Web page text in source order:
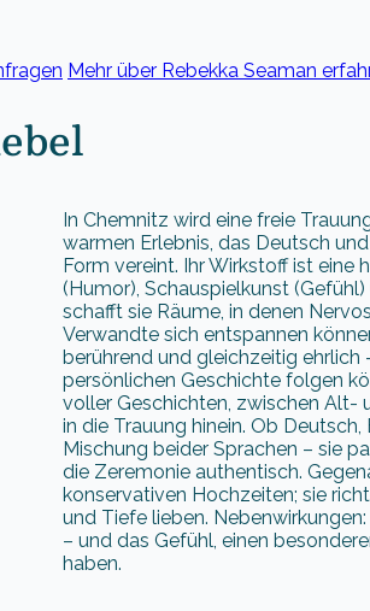
Mehr über Rebekka Seaman
In Chemnitz wird eine freie
warmen Erlebnis, das Deutsch
Form vereint. Ihr Wirkstoff ist eine
(Humor), Schauspielkunst
schafft sie Räume, in denen
Verwandte sich entspannen
berührend und gleichzeitig ehrlich
persönlichen Geschichte folgen
voller Geschichten, zwischen Alt-
in die Trauung hinein. Ob
Mischung beider Sprachen – sie
die Zeremonie authentisch.
konservativen Hochzeiten; sie
und Tiefe lieben.
– und das Gefühl, einen
haben.